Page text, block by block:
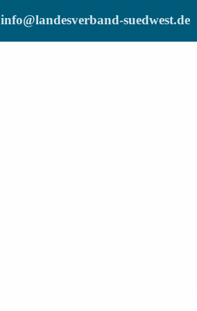
info@landesverband-suedwest.de